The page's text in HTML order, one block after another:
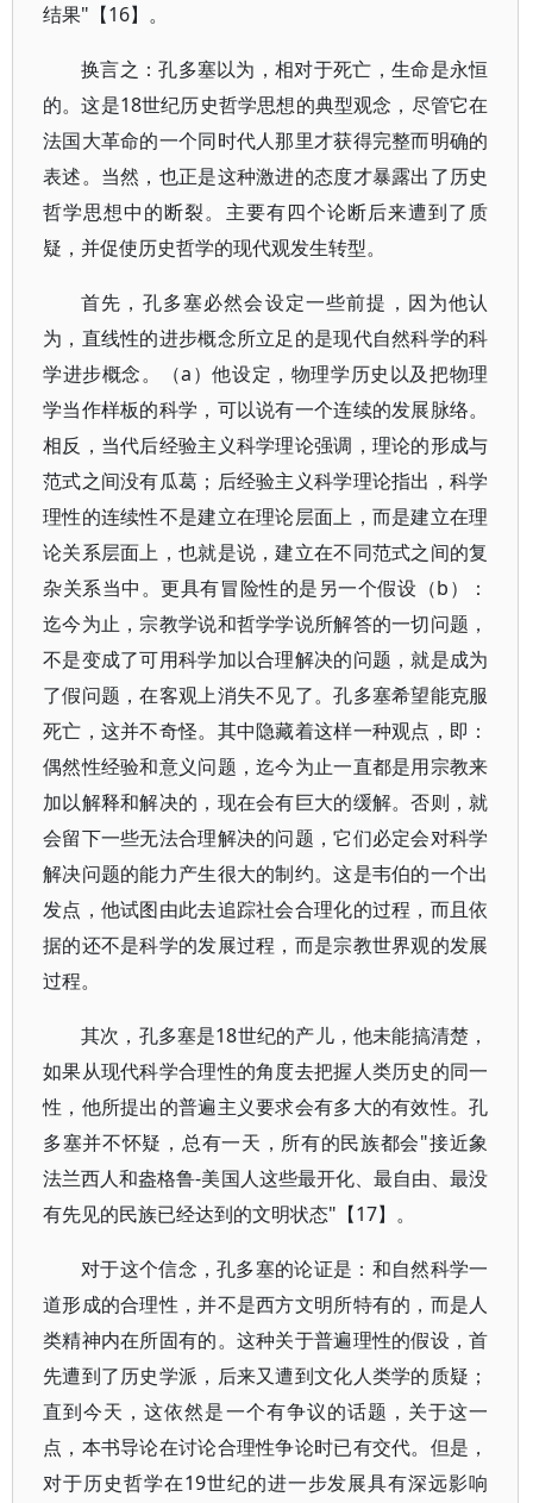
结果"【16】。
换言之：孔多塞以为，相对于死亡，生命是永恒
的。这是18世纪历史哲学思想的典型观念，尽管它在
法国大革命的一个同时代人那里才获得完整而明确的
表述。当然，也正是这种激进的态度才暴露出了历史
哲学思想中的断裂。主要有四个论断后来遭到了质
疑，并促使历史哲学的现代观发生转型。
首先，孔多塞必然会设定一些前提，因为他认
为，直线性的进步概念所立足的是现代自然科学的科
学进步概念。（a）他设定，物理学历史以及把物理
学当作样板的科学，可以说有一个连续的发展脉络。
相反，当代后经验主义科学理论强调，理论的形成与
范式之间没有瓜葛；后经验主义科学理论指出，科学
理性的连续性不是建立在理论层面上，而是建立在理
论关系层面上，也就是说，建立在不同范式之间的复
杂关系当中。更具有冒险性的是另一个假设（b）：
迄今为止，宗教学说和哲学学说所解答的一切问题，
不是变成了可用科学加以合理解决的问题，就是成为
了假问题，在客观上消失不见了。孔多塞希望能克服
死亡，这并不奇怪。其中隐藏着这样一种观点，即：
偶然性经验和意义问题，迄今为止一直都是用宗教来
加以解释和解决的，现在会有巨大的缓解。否则，就
会留下一些无法合理解决的问题，它们必定会对科学
解决问题的能力产生很大的制约。这是韦伯的一个出
发点，他试图由此去追踪社会合理化的过程，而且依
据的还不是科学的发展过程，而是宗教世界观的发展
过程。
其次，孔多塞是18世纪的产儿，他未能搞清楚，
如果从现代科学合理性的角度去把握人类历史的同一
性，他所提出的普遍主义要求会有多大的有效性。孔
多塞并不怀疑，总有一天，所有的民族都会"接近象
法兰西人和盎格鲁-美国人这些最开化、最自由、最没
有先见的民族已经达到的文明状态"【17】。
对于这个信念，孔多塞的论证是：和自然科学一
道形成的合理性，并不是西方文明所特有的，而是人
类精神内在所固有的。这种关于普遍理性的假设，首
先遭到了历史学派，后来又遭到文化人类学的质疑；
直到今天，这依然是一个有争议的话题，关于这一
点，本书导论在讨论合理性争论时已有交代。但是，
对于历史哲学在19世纪的进一步发展具有深远影响